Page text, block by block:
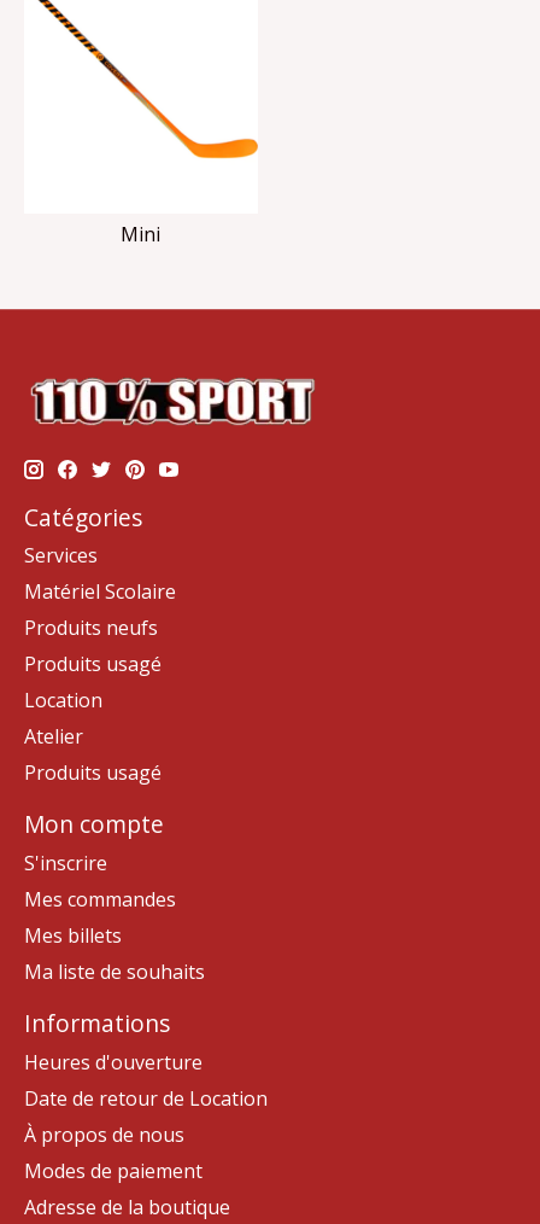
Mini
Catégories
Services
Matériel Scolaire
Produits neufs
Produits usagé
Location
Atelier
Produits usagé
Mon compte
S'inscrire
Mes commandes
Mes billets
Ma liste de souhaits
Informations
Heures d'ouverture
Date de retour de Location
À propos de nous
Modes de paiement
Adresse de la boutique